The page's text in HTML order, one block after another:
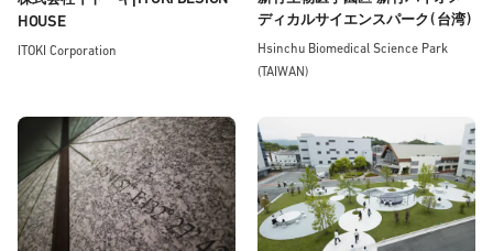
HOUSE
ITOKI Corporation
ディカルサイエンスパーク( 台湾)
Hsinchu Biomedical Science Park
(TAIWAN)